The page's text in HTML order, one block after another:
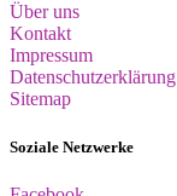
Über uns
Kontakt
Impressum
Datenschutzerklärung
Sitemap
Soziale Netzwerke